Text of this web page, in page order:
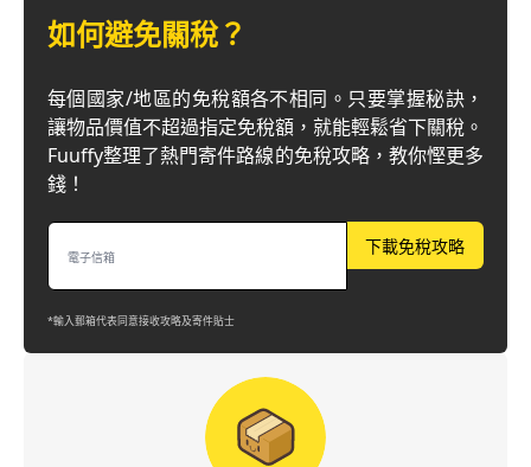
如何避免關稅？
每個國家/地區的免稅額各不相同。只要掌握秘訣，
讓物品價值不超過指定免稅額，就能輕鬆省下關稅。
Fuuffy整理了熱門寄件路線的免稅攻略，教你慳更多
錢！
下載免稅攻略
*輸入郵箱代表同意接收攻略及寄件貼士